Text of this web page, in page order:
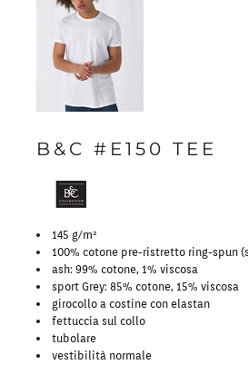
B&C #E150 TEE
145 g/m²
100% cotone pre-ristretto ring-spun
ash: 99% cotone, 1% viscosa
sport Grey: 85% cotone, 15% viscosa
girocollo a costine con elastan
fettuccia sul collo
tubolare
vestibilità normale